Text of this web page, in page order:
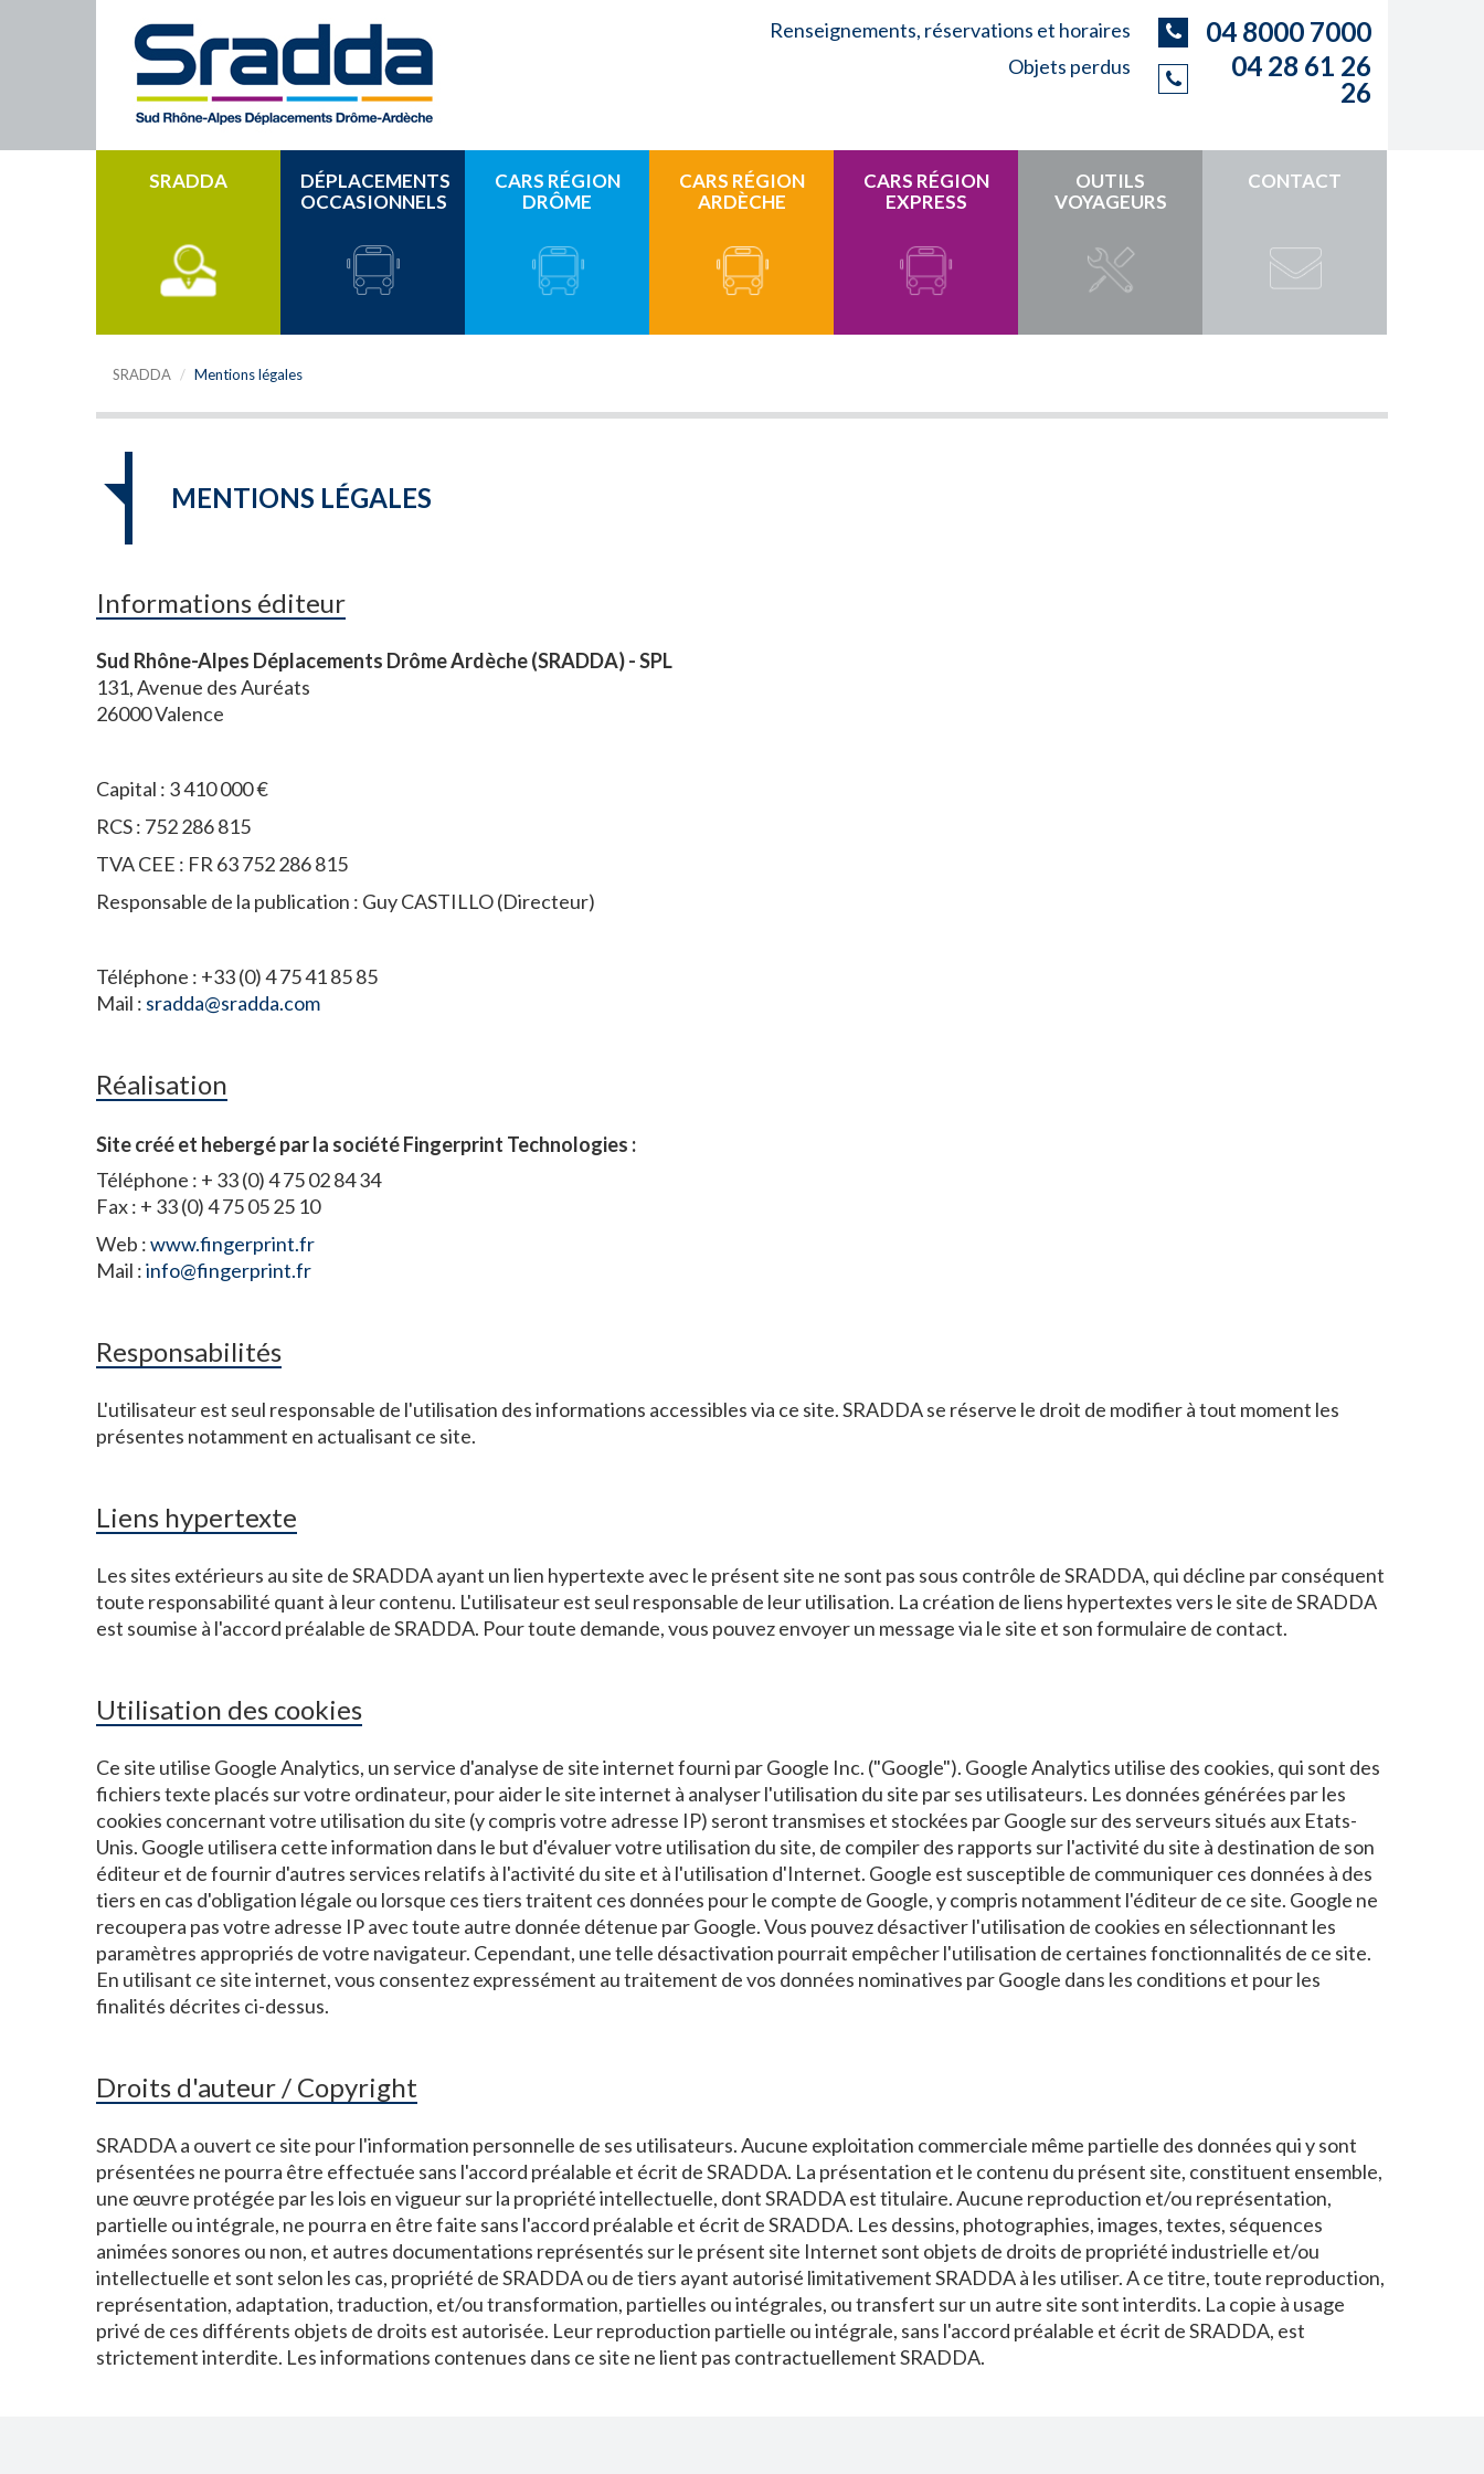
Renseignements, réservations et horaires 04 8000 7000
Objets perdus
04 28 61 26
26
SRADDA
DÉPLACEMENTS
OCCASIONNELS
CARS RÉGION
DRÔME
CARS RÉGION
ARDÈCHE
CARS RÉGION
EXPRESS
OUTILS
VOYAGEURS
CONTACT
SRADDA Mentions légales
MENTIONS LÉGALES
Informations éditeur
Sud Rhône-Alpes Déplacements Drôme Ardèche (SRADDA) - SPL
131, Avenue des Auréats
26000 Valence
Capital : 3 410 000 €
RCS : 752 286 815
TVA CEE : FR 63 752 286 815
Responsable de la publication : Guy CASTILLO (Directeur)
Téléphone : +33 (0) 4 75 41 85 85
Mail : sradda@sradda.com
Réalisation
Site créé et hebergé par la société Fingerprint Technologies :
Téléphone : + 33 (0) 4 75 02 84 34
Fax : + 33 (0) 4 75 05 25 10
Web :www.fingerprint.fr
Mail :info@fingerprint.fr
Responsabilités
L'utilisateur est seul responsable de l'utilisation des informations accessibles via ce site. SRADDA se réserve le droit de modifier à tout moment les
présentes notamment en actualisant ce site.
Liens hypertexte
Les sites extérieurs au site de SRADDA ayant un lien hypertexte avec le présent site ne sont pas sous contrôle de SRADDA, qui décline par conséquent
toute responsabilité quant à leur contenu. L'utilisateur est seul responsable de leur utilisation. La création de liens hypertextes vers le site de SRADDA
est soumise à l'accord préalable de SRADDA. Pour toute demande, vous pouvez envoyer un message via le site et son formulaire de contact.
Utilisation des cookies
Ce site utilise Google Analytics, un service d'analyse de site internet fourni par Google Inc. ("Google"). Google Analytics utilise des cookies, qui sont des
fichiers texte placés sur votre ordinateur, pour aider le site internet à analyser l'utilisation du site par ses utilisateurs. Les données générées par les
cookies concernant votre utilisation du site (y compris votre adresse IP) seront transmises et stockées par Google sur des serveurs situés aux Etats-
Unis. Google utilisera cette information dans le but d'évaluer votre utilisation du site, de compiler des rapports sur l'activité du site à destination de son
éditeur et de fournir d'autres services relatifs à l'activité du site et à l'utilisation d'Internet. Google est susceptible de communiquer ces données à des
tiers en cas d'obligation légale ou lorsque ces tiers traitent ces données pour le compte de Google, y compris notamment l'éditeur de ce site. Google ne
recoupera pas votre adresse IP avec toute autre donnée détenue par Google. Vous pouvez désactiver l'utilisation de cookies en sélectionnant les
paramètres appropriés de votre navigateur. Cependant, une telle désactivation pourrait empêcher l'utilisation de certaines fonctionnalités de ce site.
En utilisant ce site internet, vous consentez expressément au traitement de vos données nominatives par Google dans les conditions et pour les
finalités décrites ci-dessus.
Droits d'auteur / Copyright
SRADDA a ouvert ce site pour l'information personnelle de ses utilisateurs. Aucune exploitation commerciale même partielle des données qui y sont
présentées ne pourra être effectuée sans l'accord préalable et écrit de SRADDA. La présentation et le contenu du présent site, constituent ensemble,
une œuvre protégée par les lois en vigueur sur la propriété intellectuelle, dont SRADDA est titulaire. Aucune reproduction et/ou représentation,
partielle ou intégrale, ne pourra en être faite sans l'accord préalable et écrit de SRADDA. Les dessins, photographies, images, textes, séquences
animées sonores ou non, et autres documentations représentés sur le présent site Internet sont objets de droits de propriété industrielle et/ou
intellectuelle et sont selon les cas, propriété de SRADDA ou de tiers ayant autorisé limitativement SRADDA à les utiliser. A ce titre, toute reproduction,
représentation, adaptation, traduction, et/ou transformation, partielles ou intégrales, ou transfert sur un autre site sont interdits. La copie à usage
privé de ces différents objets de droits est autorisée. Leur reproduction partielle ou intégrale, sans l'accord préalable et écrit de SRADDA, est
strictement interdite. Les informations contenues dans ce site ne lient pas contractuellement SRADDA.